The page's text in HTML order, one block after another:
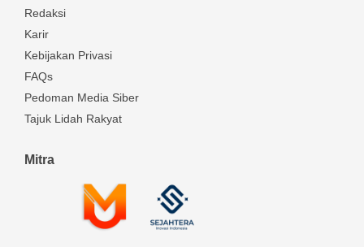
Redaksi
Karir
Kebijakan Privasi
FAQs
Pedoman Media Siber
Tajuk Lidah Rakyat
Mitra